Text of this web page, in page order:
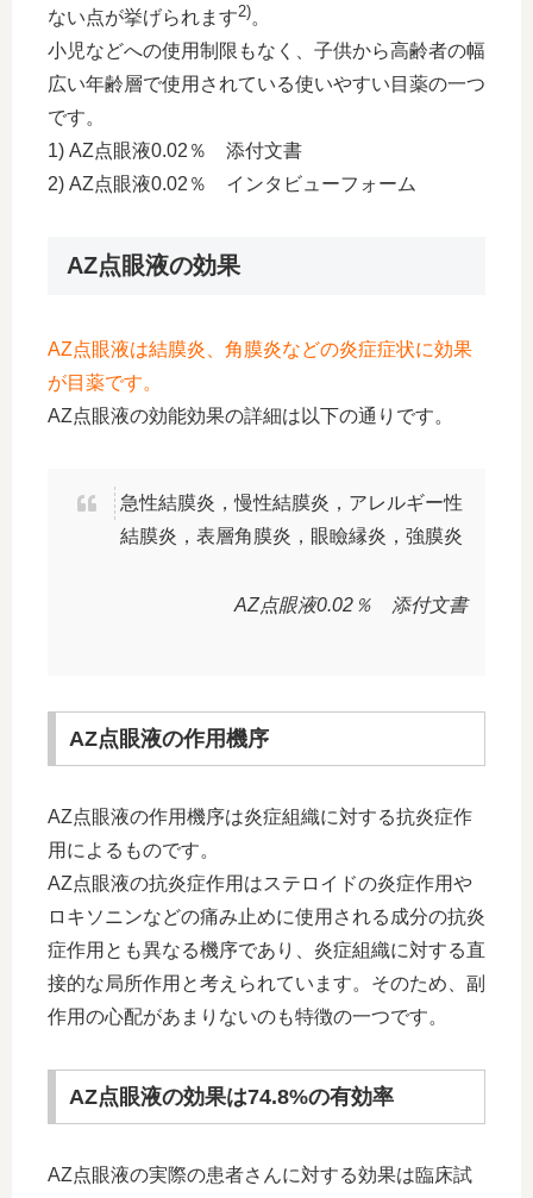
ない点が挙げられます2)。
小児などへの使用制限もなく、子供から高齢者の幅
広い年齢層で使用されている使いやすい目薬の一つ
です。
1) AZ点眼液0.02％ 添付文書
2) AZ点眼液0.02％ インタビューフォーム
AZ点眼液の効果
AZ点眼液は結膜炎、角膜炎などの炎症症状に効果
が目薬です。
AZ点眼液の効能効果の詳細は以下の通りです。
急性結膜炎，慢性結膜炎，アレルギー性
結膜炎，表層角膜炎，眼瞼縁炎，強膜炎
AZ点眼液0.02％ 添付文書
AZ点眼液の作用機序
AZ点眼液の作用機序は炎症組織に対する抗炎症作
用によるものです。
AZ点眼液の抗炎症作用はステロイドの炎症作用や
ロキソニンなどの痛み止めに使用される成分の抗炎
症作用とも異なる機序であり、炎症組織に対する直
接的な局所作用と考えられています。そのため、副
作用の心配があまりないのも特徴の一つです。
AZ点眼液の効果は74.8%の有効率
AZ点眼液の実際の患者さんに対する効果は臨床試